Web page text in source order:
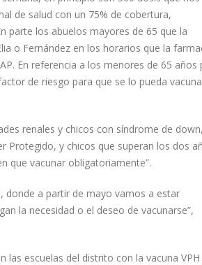
de salud con un 75% de cobertura,
parte los abuelos mayores de 65 que la
o Fernández en los horarios que la
En referencia a los menores de 65 años
de riesgo para que se lo pueda
renales y chicos con síndrome de down,
Protegido, y chicos que superan los dos
que vacunar obligatoriamente”.
donde a partir de mayo vamos a estar
la necesidad o el deseo de vacunarse”,
escuelas del distrito con la vacuna VPH